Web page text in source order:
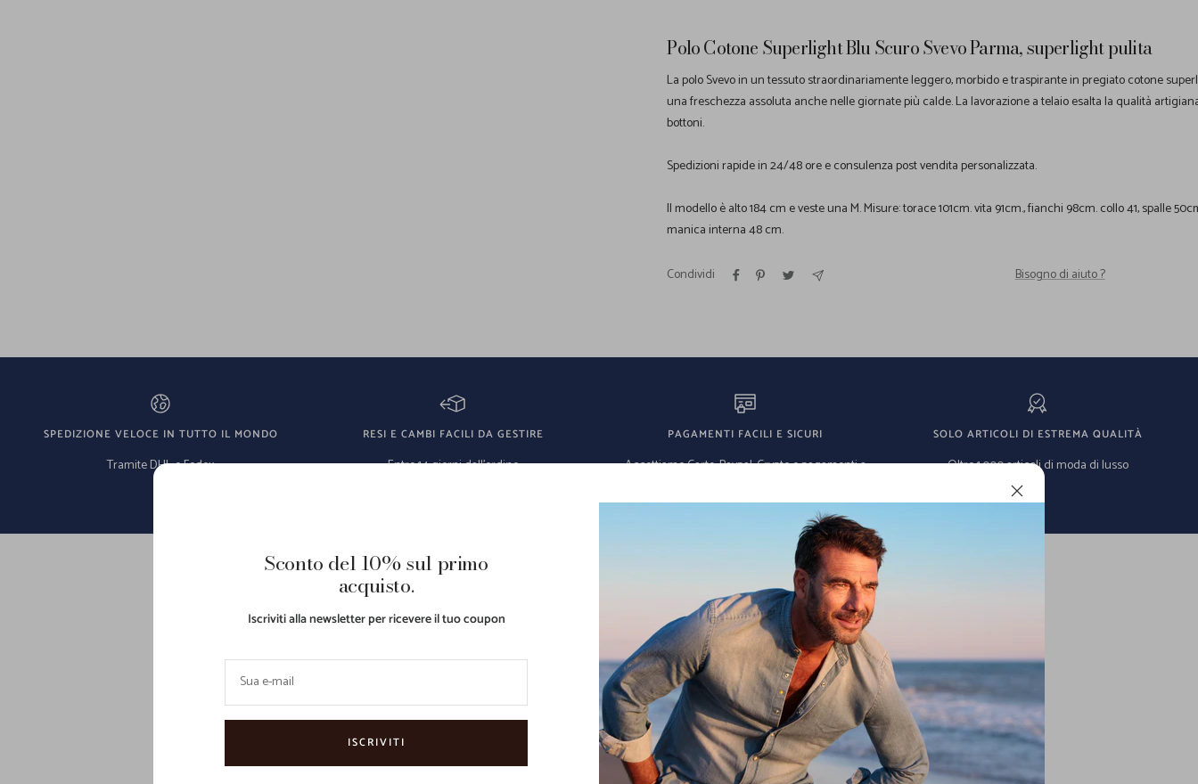
Sconto del 10% sul primo
acquisto.
Iscriviti alla newsletter per ricevere il tuo coupon
Sua e-mail
ISCRIVITI
Polo Cotone Superlight Blu Scuro Svevo Parma, superlight pulita
La polo Svevo in un tessuto straordinariamente leggero, morbido e traspirante in pregiato cotone
una freschezza assoluta anche nelle giornate più calde. La lavorazione a telaio esalta la qualità
bottoni.
Spedizioni rapide in 24/48 ore e consulenza post vendita personalizzata.
Il modello è alto 184 cm e veste una M. Misure: torace 101cm. vita 91cm., fianchi 98cm. collo 41, spalle
manica interna 48 cm.
Condividi Bisogno di aiuto ?
SPEDIZIONE VELOCE IN TUTTO IL MONDO
Tramite DHL e Fedex
RESI E CAMBI FACILI DA GESTIRE
Entro 14 giorni dall'ordine
PAGAMENTI FACILI E SICURI
Accettiamo Carte, Paypal, Crypto e pagamenti a
SOLO ARTICOLI DI ESTREMA QUALITÀ
Oltre 1.000 articoli di moda di lusso
L'esclusività di capi unici al mondo.
è un negozio multibrand premium nel mercato del menswear di lusso.
La nostra missione è quella di essere il negozio di riferimento per l'uomo di alta classe, alla ricerca di prodotti di abbigliamento di alta qualità e dei
migliori marchi di moda maschile.